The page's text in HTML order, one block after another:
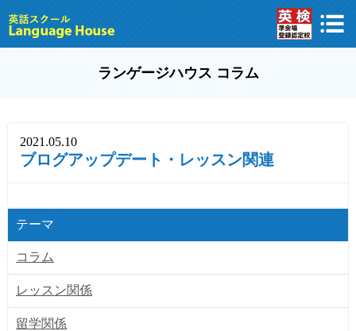
ランゲージハウス コラム
2021.05.10
ブログアップデート・レッスン関連
テーマ
コラム
レッスン関係
留学関係